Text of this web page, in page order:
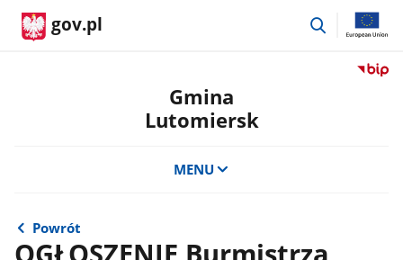
gov.pl
przejdź
Przejdź
Gmina
Lutomiersk
MENU
Powrót